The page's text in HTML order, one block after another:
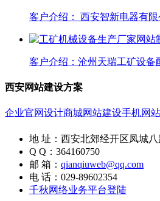
客户介绍： 西安智新电器有
客户介绍：沧州天瑞工矿设备
西安网站建设方案
企业官网设计商城网站建设手机网
地 址：西安北郊经开区凤城八
Q Q：364160750
邮 箱： qianqiuweb@qq.com
电 话：029-89602354
千秋网络业务平台登陆